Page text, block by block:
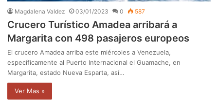
Magdalena Valdez 03/01/2023 0 587
Crucero Turístico Amadea arribará a
Margarita con 498 pasajeros europeos
El crucero Amadea arriba este miércoles a Venezuela,
específicamente al Puerto Internacional el Guamache, en
Margarita, estado Nueva Esparta, así…
Ver Mas »